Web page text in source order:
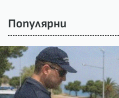
Популярни